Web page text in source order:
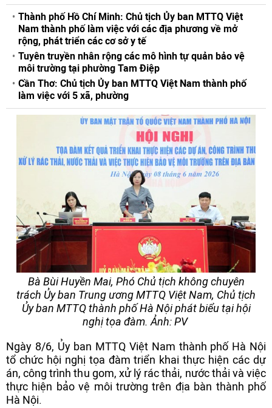
Thành phố Hồ Chí Minh: Chủ tịch Ủy ban MTTQ Việt
Nam thành phố làm việc với các địa phương về mở
rộng, phát triển các cơ sở y tế
Tuyên truyền nhân rộng các mô hình tự quản bảo vệ
môi trường tại phường Tam Điệp
Cần Thơ: Chủ tịch Ủy ban MTTQ Việt Nam thành phố
làm việc với 5 xã, phường
Bà Bùi Huyền Mai, Phó Chủ tịch không chuyên
trách Ủy ban Trung ương MTTQ Việt Nam, Chủ tịch
Ủy ban MTTQ thành phố Hà Nội phát biểu tại hội
nghị tọa đàm. Ảnh: PV
Ngày 8/6, Ủy ban MTTQ Việt Nam thành phố Hà Nội
tổ chức hội nghị tọa đàm triển khai thực hiện các dự
án, công trình thu gom, xử lý rác thải, nước thải và việc
thực hiện bảo vệ môi trường trên địa bàn thành phố
Hà Nội.